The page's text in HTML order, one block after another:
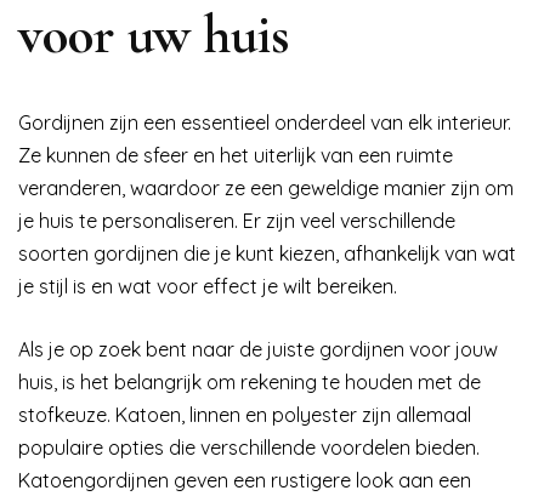
voor uw huis
Gordijnen zijn een essentieel onderdeel van elk interieur.
Ze kunnen de sfeer en het uiterlijk van een ruimte
veranderen, waardoor ze een geweldige manier zijn om
je huis te personaliseren. Er zijn veel verschillende
soorten gordijnen die je kunt kiezen, afhankelijk van wat
je stijl is en wat voor effect je wilt bereiken.
Als je op zoek bent naar de juiste gordijnen voor jouw
huis, is het belangrijk om rekening te houden met de
stofkeuze. Katoen, linnen en polyester zijn allemaal
populaire opties die verschillende voordelen bieden.
Katoengordijnen geven een rustigere look aan een